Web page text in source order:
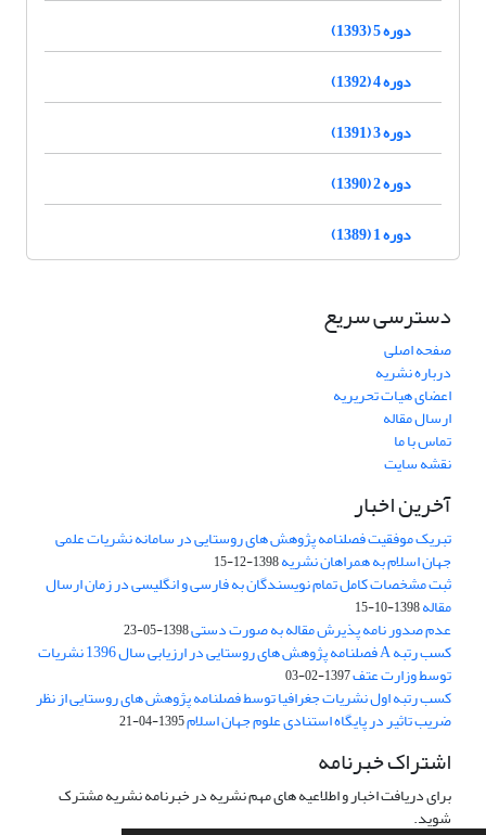
دوره 5 (1393)
دوره 4 (1392)
دوره 3 (1391)
دوره 2 (1390)
دوره 1 (1389)
دسترسی سریع
صفحه اصلی
درباره نشریه
اعضای هیات تحریریه
ارسال مقاله
تماس با ما
نقشه سایت
آخرین اخبار
تبریک موفقیت فصلنامه پژوهش های روستایی در سامانه نشریات علمی
جهان اسلام به همراهان نشریه1398-12-15
ثبت مشخصات کامل تمام نویسندگان به فارسی و انگلیسی در زمان ارسال
مقاله1398-10-15
عدم صدور نامه پذیرش مقاله به صورت دستی1398-05-23
کسب رتبه A فصلنامه پژوهش های روستایی در ارزیابی سال 1396 نشریات
توسط وزارت عتف1397-02-03
کسب رتبه اول نشریات جغرافیا توسط فصلنامه پژوهش های روستایی از نظر
ضریب تاثیر در پایگاه استنادی علوم جهان اسلام1395-04-21
اشتراک خبرنامه
برای دریافت اخبار و اطلاعیه های مهم نشریه در خبرنامه نشریه مشترک
شوید.